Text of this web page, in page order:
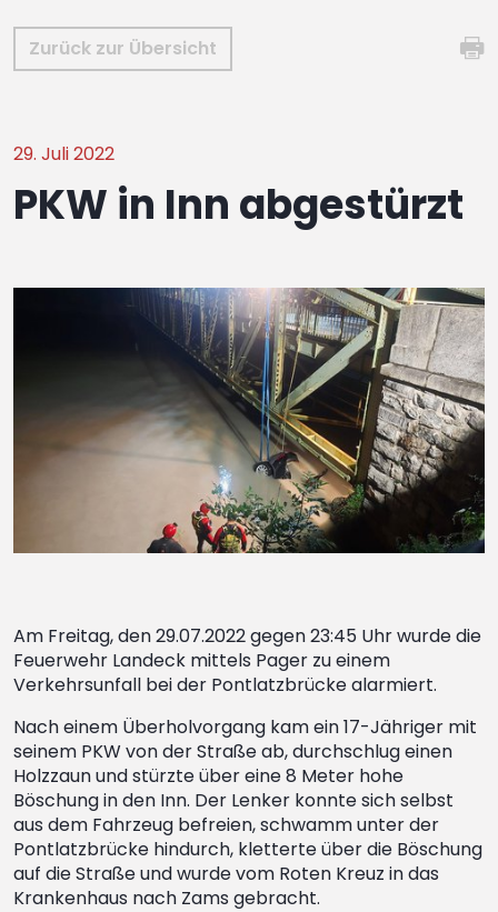
Zurück zur Übersicht
29. Juli 2022
PKW in Inn abgestürzt
Am Freitag, den 29.07.2022 gegen 23:45 Uhr wurde die
Feuerwehr Landeck mittels Pager zu einem
Verkehrsunfall bei der Pontlatzbrücke alarmiert.
Nach einem Überholvorgang kam ein 17-Jähriger mit
seinem PKW von der Straße ab, durchschlug einen
Holzzaun und stürzte über eine 8 Meter hohe
Böschung in den Inn. Der Lenker konnte sich selbst
aus dem Fahrzeug befreien, schwamm unter der
Pontlatzbrücke hindurch, kletterte über die Böschung
auf die Straße und wurde vom Roten Kreuz in das
Krankenhaus nach Zams gebracht.